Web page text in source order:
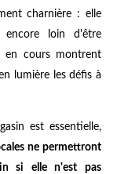
charnière : elle
encore loin d'être
en cours montrent
lumière les défis à
est essentielle,
ne permettront
si elle n'est pas